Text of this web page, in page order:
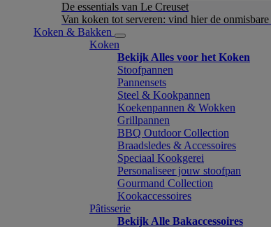
De essentials van Le Creuset
Van koken tot serveren: vind hier de
Koken & Bakken
Koken
Bekijk Alles voor het Koken
Stoofpannen
Pannensets
Steel & Kookpannen
Koekenpannen & Wokken
Grillpannen
BBQ Outdoor Collection
Braadsledes & Accessoires
Speciaal Kookgerei
Personaliseer jouw stoofpan
Gourmand Collection
Kookaccessoires
Pâtisserie
Bekijk Alle Bakaccessoires